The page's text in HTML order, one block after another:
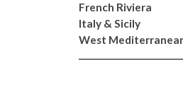
French Riviera
Italy & Sicily
West